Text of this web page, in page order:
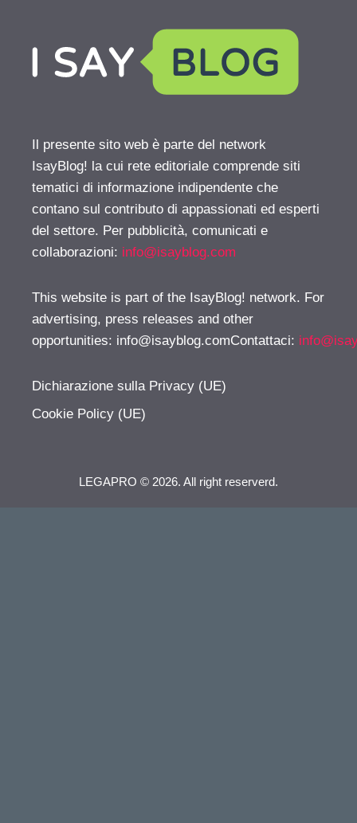
Il presente sito web è parte del network
IsayBlog! la cui rete editoriale comprende siti
tematici di informazione indipendente che
contano sul contributo di appassionati ed esperti
del settore. Per pubblicità, comunicati e
collaborazioni: info@isayblog.com
This website is part of the IsayBlog! network. For
advertising, press releases and other
opportunities: info@isayblog.comContattaci:
Dichiarazione sulla Privacy (UE)
Cookie Policy (UE)
LEGAPRO © 2026. All right reserverd.